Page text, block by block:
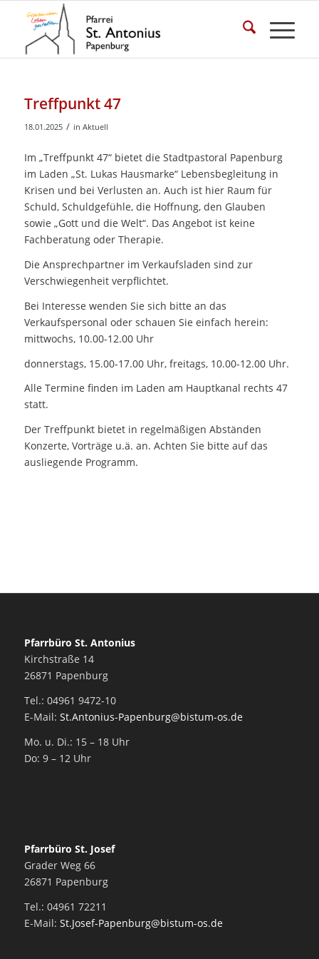
Treffpunkt 47
18.01.2025 / in Aktuell
Im „Treffpunkt 47“ bietet die Stadtpastoral Papenburg
im Laden „St. Lukas Hausmarke“ Lebensbegleitung in
Krisen und bei Verlusten an. Auch ist hier Raum für
Schuld, Schuldgefühle, die Hoffnung, den Glauben
sowie „Gott und die Welt“. Das Angebot ist keine
Fachberatung oder Therapie.
Die Ansprechpartner im Verkaufsladen sind zur
Verschwiegenheit verpflichtet.
Bei Interesse wenden Sie sich bitte an das
Verkaufspersonal oder schauen Sie einfach herein:
mittwochs, 10.00-12.00 Uhr
donnerstags, 15.00-17.00 Uhr, freitags, 10.00-12.00 Uhr.
Alle Termine finden im Laden am Hauptkanal rechts 47
statt.
Der Treffpunkt bietet in regelmäßigen Abständen
Konzerte, Vorträge u.ä. an. Achten Sie bitte auf das
ausliegende Programm.
Pfarrbüro St. Antonius
Kirchstraße 14
26871 Papenburg
Tel.: 04961 9472-10
E-Mail: St.Antonius-Papenburg@bistum-os.de
Mo. u. Di.: 15 – 18 Uhr
Do: 9 – 12 Uhr
Pfarrbüro St. Josef
Grader Weg 66
26871 Papenburg
Tel.: 04961 72211
E-Mail: St.Josef-Papenburg@bistum-os.de